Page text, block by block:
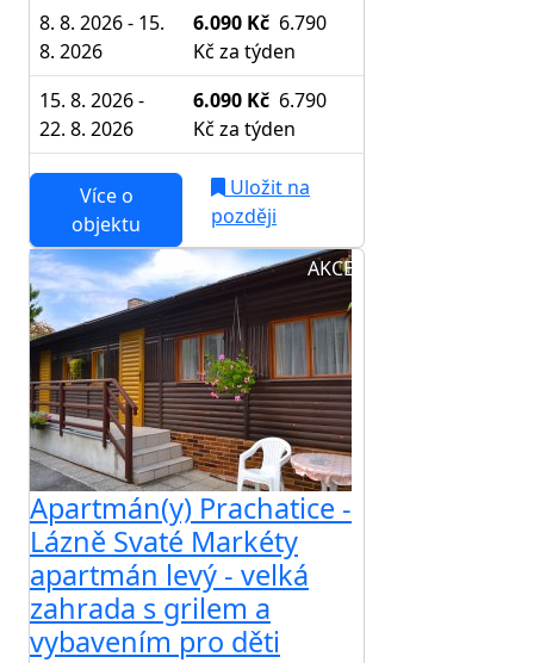
8. 8. 2026 - 15.
8. 2026
6.090 Kč 6.790
Kč za týden
15. 8. 2026 -
22. 8. 2026
6.090 Kč 6.790
Kč za týden
Více o
objektu
Uložit na
později
AKCE
Apartmán(y) Prachatice -
Lázně Svaté Markéty
apartmán levý - velká
zahrada s grilem a
vybavením pro děti